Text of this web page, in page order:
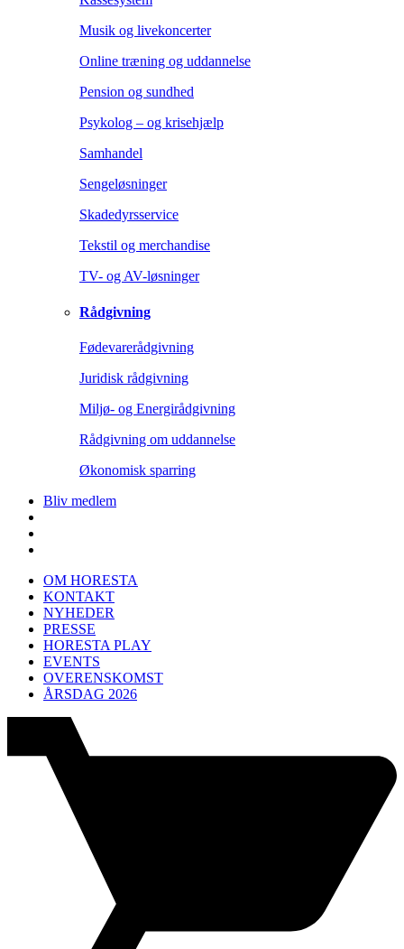
Musik og livekoncerter
Online træning og uddannelse
Pension og sundhed
Psykolog – og krisehjælp
Samhandel
Sengeløsninger
Skadedyrsservice
Tekstil og merchandise
TV- og AV-løsninger
Rådgivning
Fødevarerådgivning
Juridisk rådgivning
Miljø- og Energirådgivning
Rådgivning om uddannelse
Økonomisk sparring
Bliv medlem
OM HORESTA
KONTAKT
NYHEDER
PRESSE
HORESTA PLAY
EVENTS
OVERENSKOMST
ÅRSDAG 2026